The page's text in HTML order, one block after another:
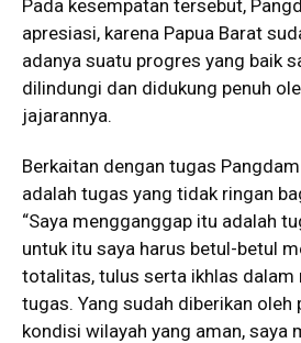
Pada kesempatan tersebut,
apresiasi, karena Papua Barat
adanya suatu progres yang baik
dilindungi dan didukung penuh
jajarannya.
Berkaitan dengan tugas
adalah tugas yang tidak ringan
“Saya mengganggap itu adalah
untuk itu saya harus betul-betul
totalitas, tulus serta ikhlas dalam
tugas. Yang sudah diberikan oleh
kondisi wilayah yang aman, saya